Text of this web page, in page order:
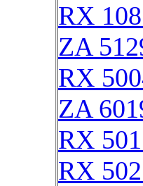
RX
ZA
RX
ZA
RX
RX